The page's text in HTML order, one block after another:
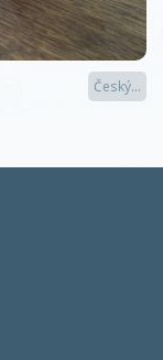
Český...